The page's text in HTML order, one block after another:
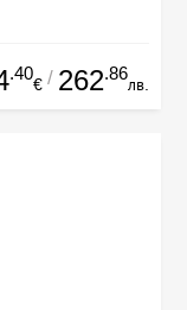
.40
€ / 262.86
лв.